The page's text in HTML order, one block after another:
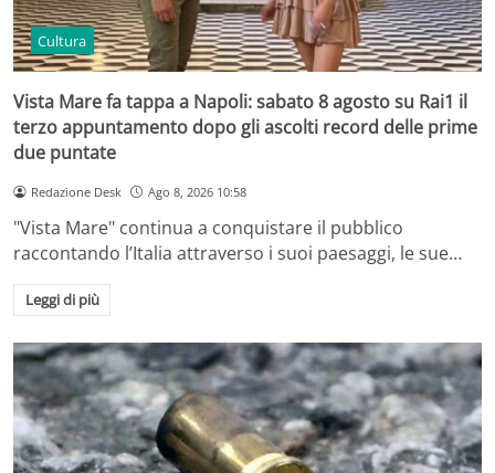
Cultura
Vista Mare fa tappa a Napoli: sabato 8 agosto su Rai1 il
terzo appuntamento dopo gli ascolti record delle prime
due puntate
Redazione Desk Ago 8, 2026 10:58
"Vista Mare" continua a conquistare il pubblico
raccontando l’Italia attraverso i suoi paesaggi, le sue…
Leggi di più